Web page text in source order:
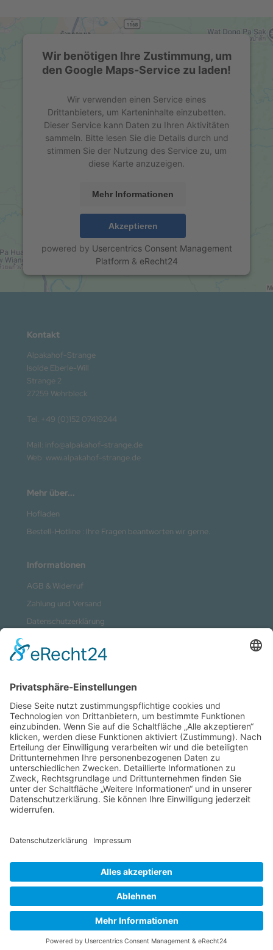
Wir benötigen Ihre Zustimmung, um
den Google Maps-Service zu laden!
Wir verwenden einen Service eines
Drittanbieters, um Karteninhalte einzubetten.
Dieser Service kann Daten zu Ihren Aktivitäten
sammeln. Bitte lesen Sie die Details durch und
stimmen Sie der Nutzung des Service zu, um
diese Karte anzuzeigen.
Mehr Informationen
Akzeptieren
powered by Usercentrics Consent Management
Platform & eRecht24
Kontakt
Alpakahof-Strange
Isolde Eberle-Will
Strange 2
27259 Wehrbleck
Tel. +49 (0)152 07419244
Mail: info@alpakahof-strange.de
Web: www.alpakahof-strange.de
Mehr über...
Hofladen
Bestell-Hotline : Ihre Fragen beantworten wir gerne.
Informationen
AGB & Widerruf
Zahlung und Versand
Datenschutzerklärung
Impressum
Zahlungsmethoden
Social Media
Alle Preise inkl. gesetzl. MwSt. zzgl.Versandkosten. Die durchgestrichenen Preise
entsprechen dem bisherigen Preis bei Alpakahof-Strange .
Alpakahof-Strange © 2026 | Template © 2009-2026 by modified eCommerce
Shopsoftware
modified eCommerce Shopsoftware © 2009-2026